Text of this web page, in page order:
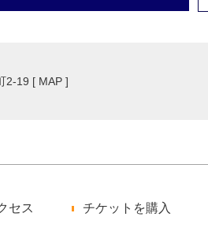
2-19 [ MAP ]
セス チケットを購入